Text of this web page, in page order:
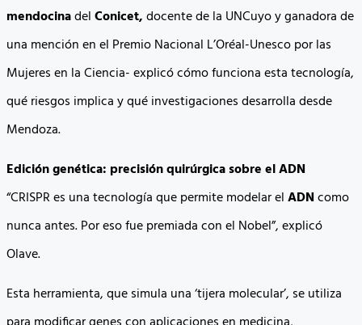
mendocinadelConicet,docente de la UNCuyo y ganadora de
una mención en el Premio Nacional L’Oréal-Unesco por las
Mujeres en la Ciencia- explicó cómo funciona esta tecnología,
qué riesgos implica y qué investigaciones desarrolla desde
Mendoza.
Edición genética: precisión quirúrgica sobre el ADN
“CRISPR es una tecnología que permite modelar elADNcomo
nunca antes. Por eso fue premiada con el Nobel”, explicó
Olave.
Esta herramienta, que simula una ‘tijera molecular’, se utiliza